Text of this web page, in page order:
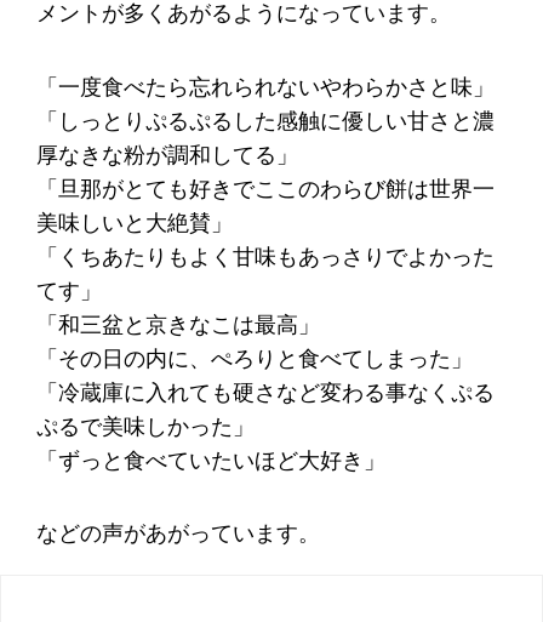
メントが多くあがるようになっています。
「一度食べたら忘れられないやわらかさと味」
「しっとりぷるぷるした感触に優しい甘さと濃
厚なきな粉が調和してる」
「旦那がとても好きでここのわらび餅は世界一
美味しいと大絶賛」
「くちあたりもよく甘味もあっさりでよかった
てす」
「和三盆と京きなこは最高」
「その日の内に、ぺろりと食べてしまった」
「冷蔵庫に入れても硬さなど変わる事なくぷる
ぷるで美味しかった」
「ずっと食べていたいほど大好き」
などの声があがっています。